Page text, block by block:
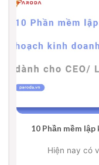
10 Phần mềm
Hiện nay có